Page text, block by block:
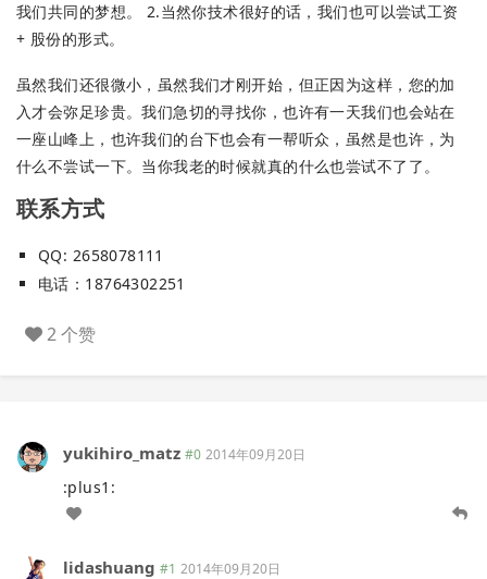
我们共同的梦想。 2.当然你技术很好的话，我们也可以尝试工资
+ 股份的形式。
虽然我们还很微小，虽然我们才刚开始，但正因为这样，您的加
入才会弥足珍贵。我们急切的寻找你，也许有一天我们也会站在
一座山峰上，也许我们的台下也会有一帮听众，虽然是也许，为
什么不尝试一下。当你我老的时候就真的什么也尝试不了了。
联系方式
QQ: 2658078111
电话：18764302251
2 个赞
yukihiro_matz #0 2014年09月20日
:plus1:
lidashuang #1 2014年09月20日